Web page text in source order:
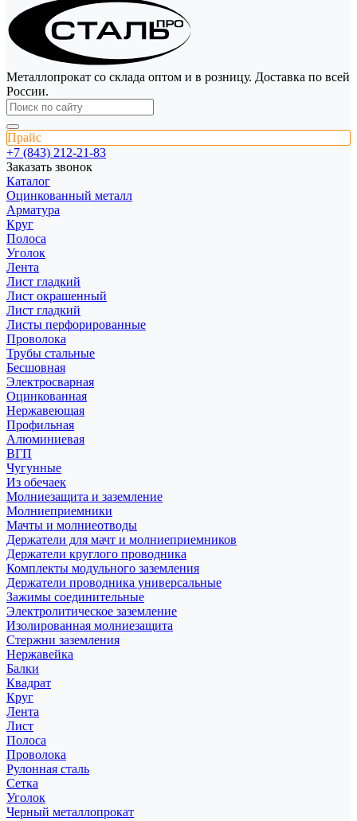
Металлопрокат со склада оптом и в розницу. Доставка по всей
России.
Прайс
+7 (843) 212-21-83
Заказать звонок
Каталог
Оцинкованный металл
Арматура
Круг
Полоса
Уголок
Лента
Лист гладкий
Лист окрашенный
Лист гладкий
Листы перфорированные
Проволока
Трубы стальные
Бесшовная
Электросварная
Оцинкованная
Нержавеющая
Профильная
Алюминиевая
ВГП
Чугунные
Из обечаек
Молниезащита и заземление
Молниеприемники
Мачты и молниеотводы
Держатели для мачт и молниеприемников
Держатели круглого проводника
Комплекты модульного заземления
Держатели проводника универсальные
Зажимы соединительные
Электролитическое заземление
Изолированная молниезащита
Стержни заземления
Нержавейка
Балки
Квадрат
Круг
Лента
Лист
Полоса
Проволока
Рулонная сталь
Сетка
Уголок
Черный металлопрокат